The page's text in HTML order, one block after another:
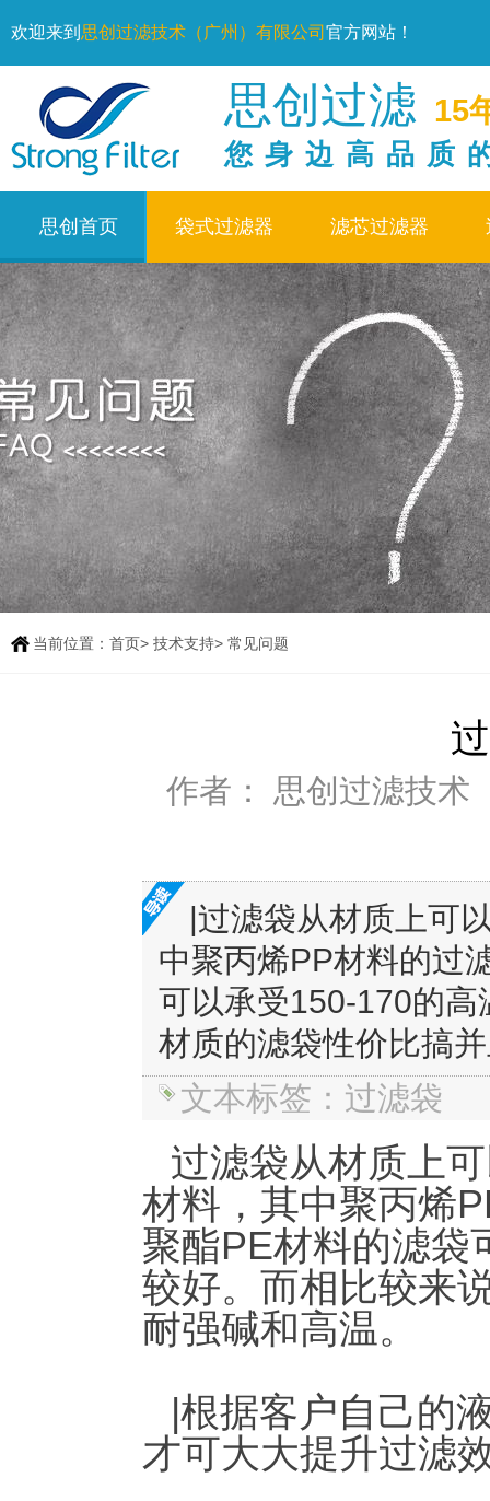
欢迎来到 思创过滤技术（广州）有限公司 官方网站！
思创过滤 15
您身边高品质
思创首页 袋式过滤器 滤芯过滤器
当前位置： 首页> 技术支持> 常见问题
作者： 思创过滤技术
|过滤袋从材质上可
中聚丙烯PP材料的过
可以承受150-170的
材质的滤袋性价比搞
文本标签：过滤袋
过滤袋从材质上
材料，其中聚丙烯
聚酯PE材料的滤袋
较好。而相比较来
耐强碱和高温。
|根据客户自己的
才可大大提升过滤